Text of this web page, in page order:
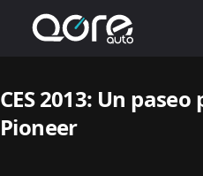
CES 2013: Un
Pioneer